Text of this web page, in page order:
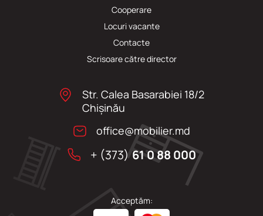
Cooperare
Locuri vacante
Сontacte
Scrisoare către director
Str. Calea Basarabiei 18/2
Chişinău
office@mobilier.md
+ (373)61 0 88 000
Acceptăm: